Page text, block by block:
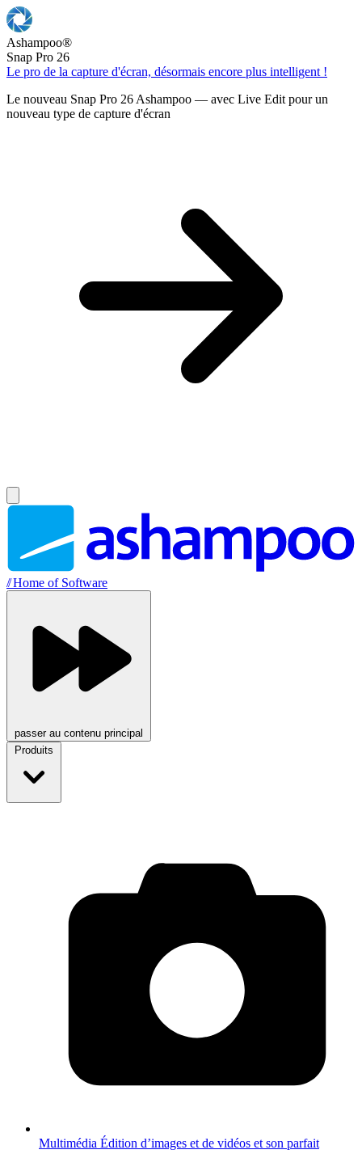
Ashampoo®
Snap Pro 26
Le pro de la capture d'écran, désormais encore plus intelligent !
Le nouveau Snap Pro 26 Ashampoo — avec Live Edit pour un
nouveau type de capture d'écran
//Home of Software
passer au contenu principal
Produits
Multimédia Édition d’images et de vidéos et son parfait